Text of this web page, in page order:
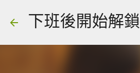
下班後開始解